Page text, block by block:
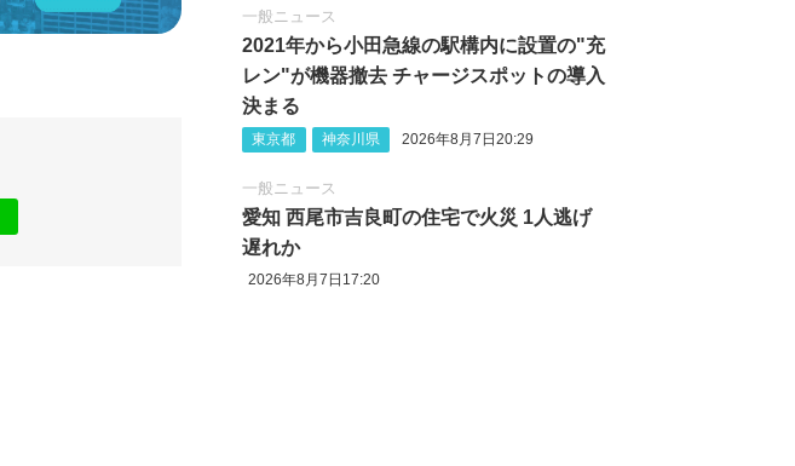
一般ニュース
2021年から小田急線の駅構内に設置の"充
レン"が機器撤去 チャージスポットの導入
決まる
東京都 神奈川県 2026年8月7日20:29
一般ニュース
愛知 西尾市吉良町の住宅で火災 1人逃げ
遅れか
2026年8月7日17:20